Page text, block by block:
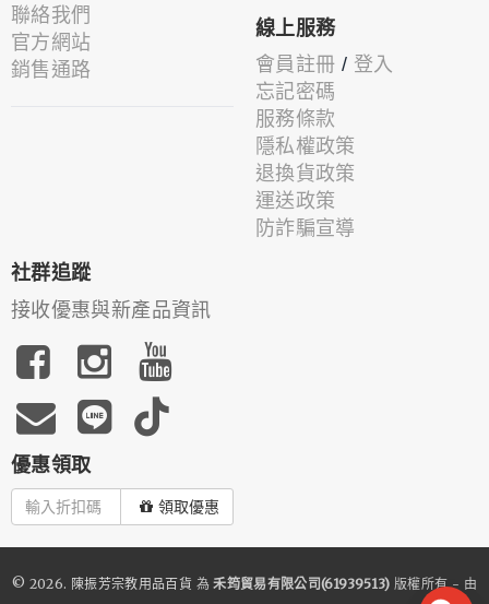
聯絡我們
官方網站
銷售通路
線上服務
會員註冊 / 登入
忘記密碼
服務條款
隱私權政策
退換貨政策
運送政策
防詐騙宣導
社群追蹤
接收優惠與新產品資訊
優惠領取
領取優惠
© 2026. 陳振芳宗教用品百貨 為禾筠貿易有限公司(61939513) 版權所有 - 由